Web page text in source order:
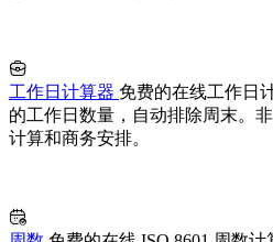
工作日计算器 免费的在线工作日
的工作日数量，自动排除周末。
计算和商务安排。